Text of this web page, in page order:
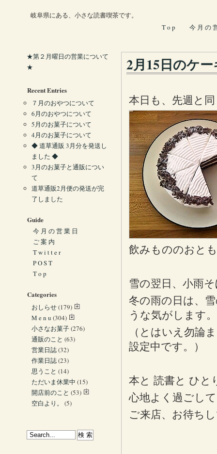
岐阜県にある、小さな読書喫茶です。
T o p
今 月 の
2月15日のケ
本日も、先週と
飲みもののおと
雪の翌日、小雨
冬の雨の日は、
うな気がします。
（とはいえ勿論
設定中です。）
本と 読書と ひと
心地よく過ごし
ご来店、お待ち
★第２月曜日の営業について
★
Recent Entries
７月のおやつについて
6月のおやつについて
5月のお菓子について
4月のお菓子について
◆ 道草通販 3月分を発送し
ました ◆
3月のお菓子と通販につい
て
道草通販2月便の発送が完
了しました
Guide
今 月 の 営 業 日
ご 案 内
T w i t t e r
P O S T
T o p
Categories
おしらせ(179)
M e n u (304)
小さなお菓子(276)
通販のこと (63)
営業日誌(32)
作業日誌(23)
思うこと (14)
ただいま休業中 (15)
開店前のこと (53)
空白より。
(5)